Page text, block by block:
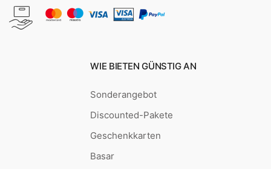
WIE BIETEN GÜNSTIG AN
Sonderangebot
Discounted-Pakete
Geschenkkarten
Basar